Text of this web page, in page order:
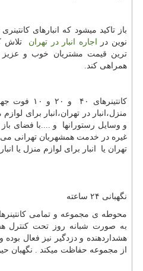
باز تاکید میشود که انبارهای
نوین در
اجاره انبار در تهران تلاش
ترین قیمت مشتریان خوب و عزیز
همراهی كند.
کانتینرهای ۴۰ و ۲۰ و ۱۰ فوت جهت
منزل،انبار در تهران،انبار برای
و وسایل رستورانها و ....با فضای
غیره در خدمت همشهریان تهرانی می
تهران یا انبار برای لوازم منزل یا
نگهبانی ۲۴ ساعته
محوطه ی مجموعه و تمامی
به صورت شبانه روز تحت کنترل
هشداردهنده و دزدگیر نیز فعال بوده
از مجموعه حفاظت میکند . نگهبان